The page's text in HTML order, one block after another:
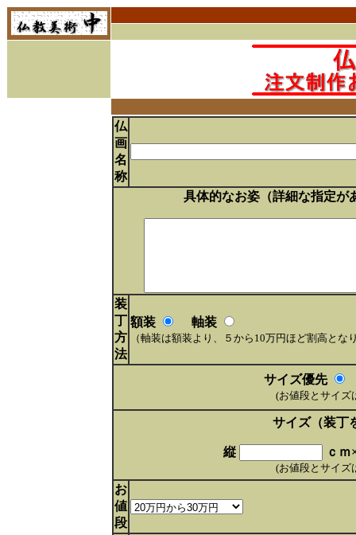
仏
画
名
称
具体的なお姿（詳細な指定が
装
丁
方
法
額装 軸装
（軸装は額装より、５から10万円ほど割高とな
サイズ優先
(お値段とサイズ
サイズ（装丁
縦 ｃ
(お値段とサイズ
お
値
段